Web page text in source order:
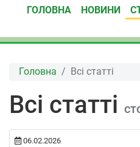
ГОЛОВНА НОВИНИ
Головна Всі статті
Всі статті
06.02.2026